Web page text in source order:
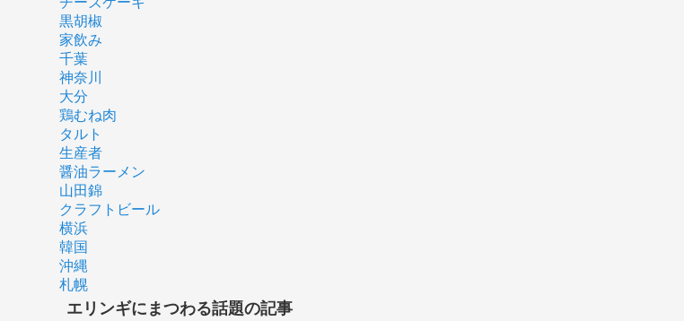
黒胡椒
家飲み
千葉
神奈川
大分
鶏むね肉
タルト
生産者
醤油ラーメン
山田錦
クラフトビール
横浜
韓国
沖縄
札幌
エリンギにまつわる話題の記事